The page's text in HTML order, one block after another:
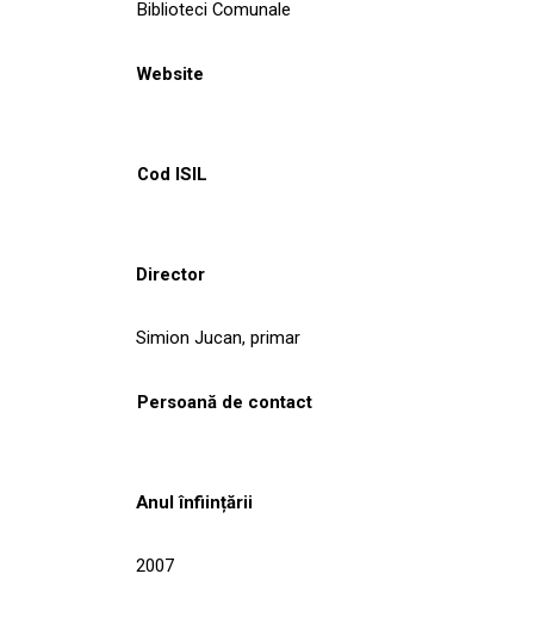
Biblioteci Comunale
Website
Cod ISIL
Director
Simion Jucan, primar
Persoană de contact
Anul înființării
2007